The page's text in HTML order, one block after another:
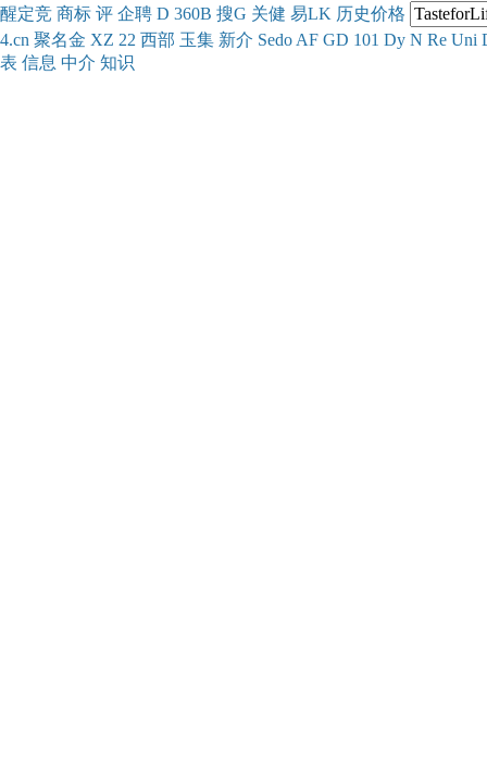
醒定竞 商标 评 企聘 D 360B 搜G 关健 易LK 历史价格
4.cn 聚名金 XZ 22 西部 玉集 新介 Sedo AF GD 101 Dy N Re Uni
表 信息 中介 知识